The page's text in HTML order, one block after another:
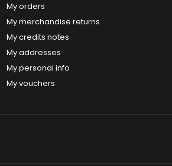
My orders
My merchandise returns
My credits notes
My addresses
My personal info
My vouchers